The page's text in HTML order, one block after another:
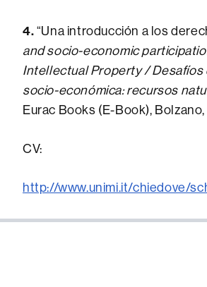
4. “Una introducción a los
and socio-economic
Intellectual Property / Desafíos
socio-económica: recursos
Eurac Books (E-Book), Bolzano,
CV:
http://www.unimi.it/chiedove/